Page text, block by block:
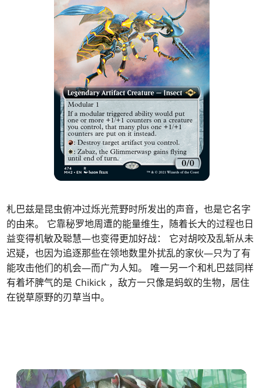
札巴兹是昆虫俯冲过烁光荒野时所发出的声音，也是它名字
的由来。 它靠秘罗地周遭的能量维生，随着长大的过程也日
益变得机敏及聪慧—也变得更加好战： 它对胡咬及乱斩从未
迟疑，也因为追逐那些在领地数里外扰乱的家伙—只为了有
能攻击他们的机会—而广为人知。 唯一另一个和札巴兹同样
有着坏脾气的是 Chikick ，敌方一只像是蚂蚁的生物，居住
在锐草原野的刃草当中。